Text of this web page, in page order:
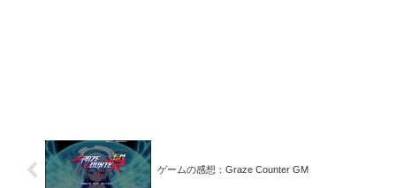
ゲームの感想：Graze Counter GM